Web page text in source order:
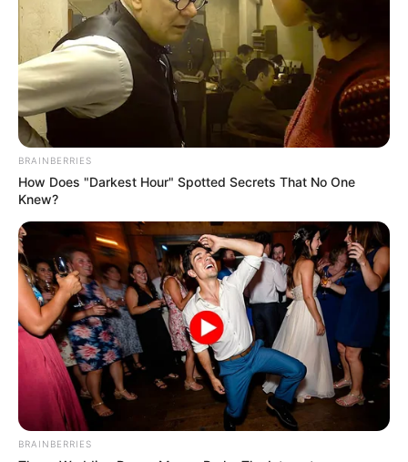
BRAINBERRIES
How Does "Darkest Hour" Spotted Secrets That No One
Knew?
BRAINBERRIES